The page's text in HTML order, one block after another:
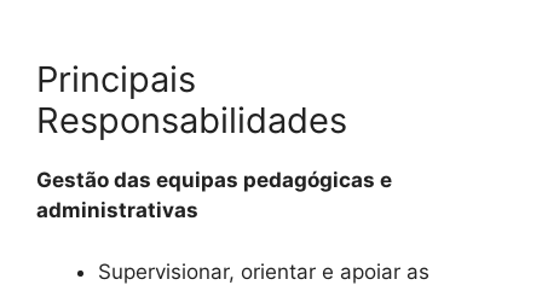
Principais
Responsabilidades
Gestão das equipas pedagógicas e
administrativas
Supervisionar, orientar e apoiar as